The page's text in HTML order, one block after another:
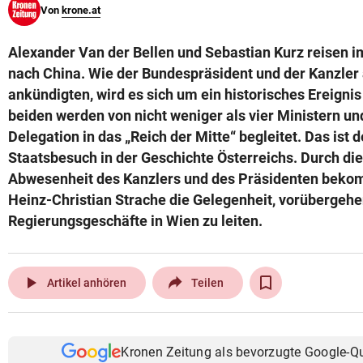
© Krone Multimedia GmbH & Co KG 2026
Von krone.at
Alexander Van der Bellen und Sebastian Kurz reisen
nach China. Wie der Bundespräsident und der
ankündigten, wird es sich um ein historisches
beiden werden von nicht weniger als vier Ministern
Delegation in das „Reich der Mitte“ begleitet. Das ist
Staatsbesuch in der Geschichte Österreichs. Durch
Abwesenheit des Kanzlers und des Präsidenten
Heinz-Christian Strache die Gelegenheit,
Regierungsgeschäfte in Wien zu leiten.
play_arrow Artikel anhören Teilen
Kronen Zeitung als bevorzugte Google-